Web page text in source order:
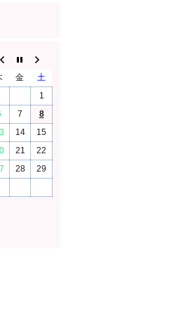
金
土
1
7
8
14
15
21
22
28
29